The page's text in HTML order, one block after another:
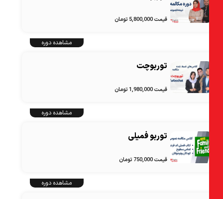
قیمت 5,800,000 تومان
مشاهده دوره
توربوچت
قیمت 1,980,000 تومان
مشاهده دوره
توربو فمیلی
قیمت 750,000 تومان
مشاهده دوره